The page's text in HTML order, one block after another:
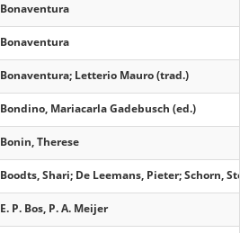
Bonaventura
Bonaventura
Bonaventura; Letterio Mauro (trad.)
Bondino, Mariacarla Gadebusch (ed.)
Bonin, Therese
Boodts, Shari; De Leemans, Pieter; Schorn,
E. P. Bos, P. A. Meijer